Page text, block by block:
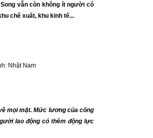
vẫn còn không ít người có
chế xuất, khu kinh tế...
Nhật Nam
mọi mặt. Mức lương của công
lao động có thêm động lực